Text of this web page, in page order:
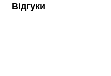
Відгуки